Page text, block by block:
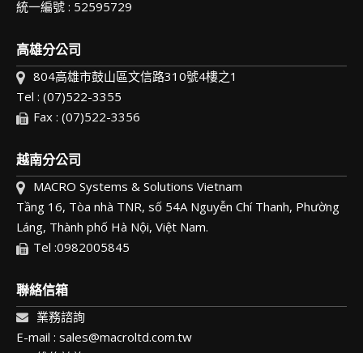
統一編號 : 52595729
高雄分公司
804高雄市鼓山區文信路310號4樓之1
Tel : (07)522-3355
Fax : (07)522-3356
越南分公司
MACRO Systems & Solutions Vietnam
Tầng 16, Tòa nhà TNR, số 54A Nguyễn Chí Thanh, Phường
Láng, Thành phố Hà Nội, Việt Nam.
Tel :0982005845
聯絡信箱
業務諮詢
E-mail : sales@macroltd.com.tw